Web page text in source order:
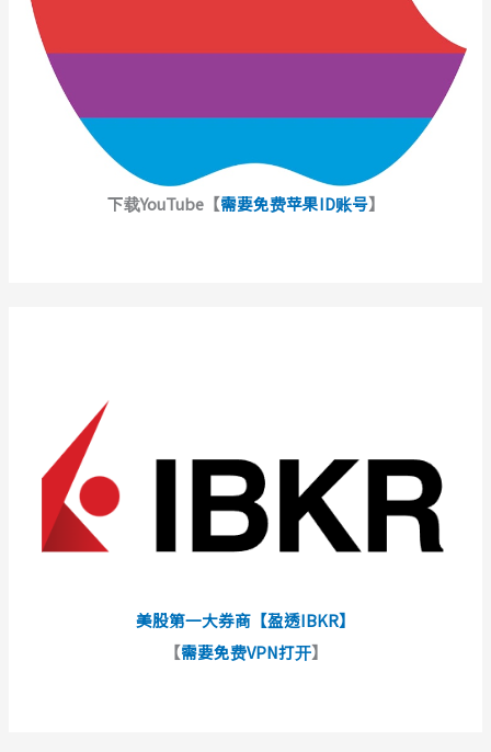
下载YouTube【需要免费苹果ID账号】
美股第一大券商【盈透IBKR】
【需要免费VPN打开】